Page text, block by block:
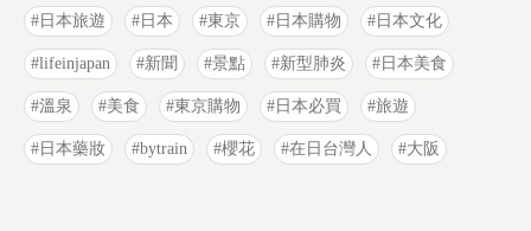
日本旅遊 日本 東京 日本購物 日本文化
lifeinjapan 新聞 景點 新型肺炎 日本美食
溫泉 美食 東京購物 日本必買 旅遊
日本藥妝 bytrain 櫻花 在日台灣人 大阪